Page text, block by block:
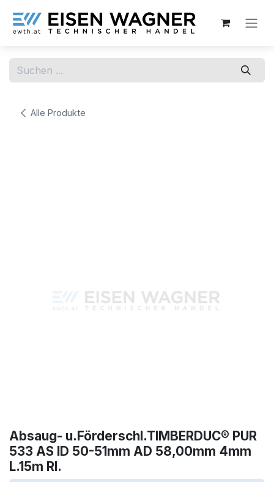
Alle Produkte
Absaug- u.Förderschl.TIMBERDUC® PUR
533 AS ID 50-51mm AD 58,00mm 4mm
L.15m Rl.